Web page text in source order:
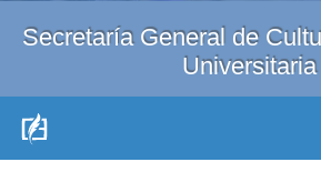
Secretaría General de
Universitaria